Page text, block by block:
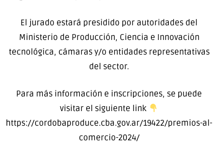
El jurado estará presidido por autoridades del
Ministerio de Producción, Ciencia e Innovación
tecnológica, cámaras y/o entidades representativas
del sector.
Para más información e inscripciones, se puede
visitar el siguiente link
https://cordobaproduce.cba.gov.ar/19422/premios-al-
comercio-2024/